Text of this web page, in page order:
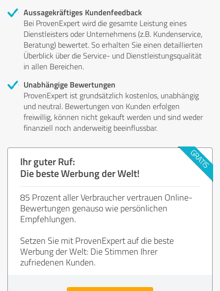
Aussagekräftiges Kundenfeedback
Bei ProvenExpert wird die gesamte Leistung eines
Dienstleisters oder Unternehmens (z.B. Kundenservice,
Beratung) bewertet. So erhalten Sie einen detaillierten
Überblick über die Service- und Dienstleistungsqualität
in allen Bereichen.
Unabhängige Bewertungen
ProvenExpert ist grundsätzlich kostenlos, unabhängig
und neutral. Bewertungen von Kunden erfolgen
freiwillig, können nicht gekauft werden und sind weder
finanziell noch anderweitig beeinflussbar.
Ihr guter Ruf:
Die beste Werbung der Welt!
85 Prozent aller Verbraucher vertrauen Online-
Bewertungen genauso wie persönlichen
Empfehlungen.
Setzen Sie mit ProvenExpert auf die beste
Werbung der Welt: Die Stimmen Ihrer
zufriedenen Kunden.